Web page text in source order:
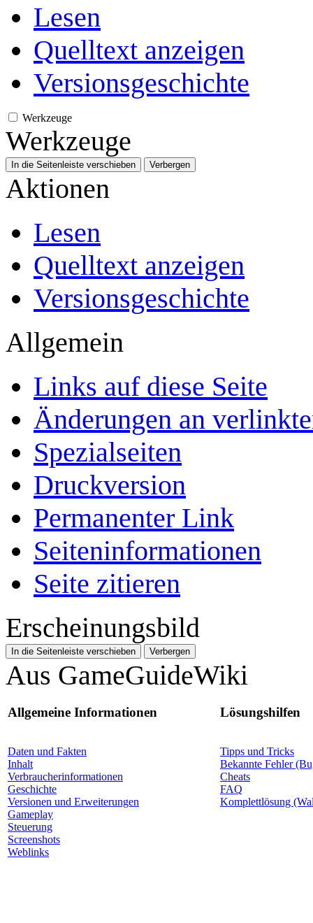
Lesen
Quelltext anzeigen
Versionsgeschichte
Werkzeuge
Werkzeuge
In die Seitenleiste verschieben Verbergen
Aktionen
Lesen
Quelltext anzeigen
Versionsgeschichte
Allgemein
Links auf diese Seite
Änderungen an
Spezialseiten
Druckversion
Permanenter Link
Seiten­­informationen
Seite zitieren
Erscheinungsbild
In die Seitenleiste verschieben Verbergen
Aus GameGuideWiki
Allgemeine Informationen Lösungshilfen
Daten und Fakten
Inhalt
Verbraucherinformationen
Geschichte
Versionen und Erweiterungen
Gameplay
Steuerung
Screenshots
Weblinks
Tipps und Tricks
Bekannte Fehler
Cheats
FAQ
Komplettlösung